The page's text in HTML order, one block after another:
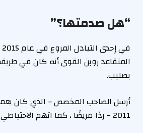
“هل صدمتها؟”
المتقاعد روبن القوى أنه كان في
بصليب.
أرسل الصاحب المخصص – الذي كان
2011 – ردًا مريضًا ، كما اتهم الاحتياطي الفيدرالي.